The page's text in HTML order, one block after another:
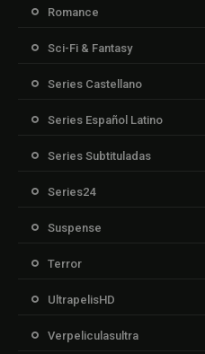
Romance
Sci-Fi & Fantasy
Series Castellano
Series Español Latino
Series Subtituladas
Series24
Suspense
Terror
UltrapelisHD
Verpeliculasultra